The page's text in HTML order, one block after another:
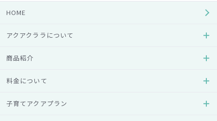
けもございます。
ける商品作りを目指し、サービスと品質の向上に努めてまい
HOME
アクアクララについて
商品紹介
料金について
子育てアクアプラン